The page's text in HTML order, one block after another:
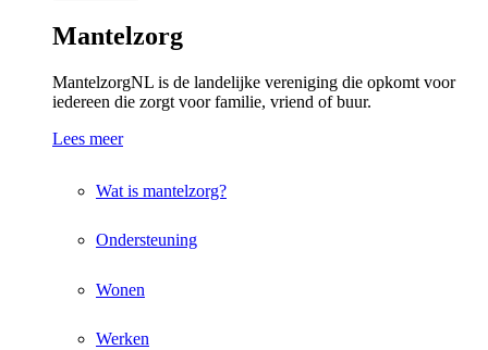
Mantelzorg
MantelzorgNL is de landelijke vereniging die opkomt voor
iedereen die zorgt voor familie, vriend of buur.
Lees meer
Wat is mantelzorg?
Ondersteuning
Wonen
Werken